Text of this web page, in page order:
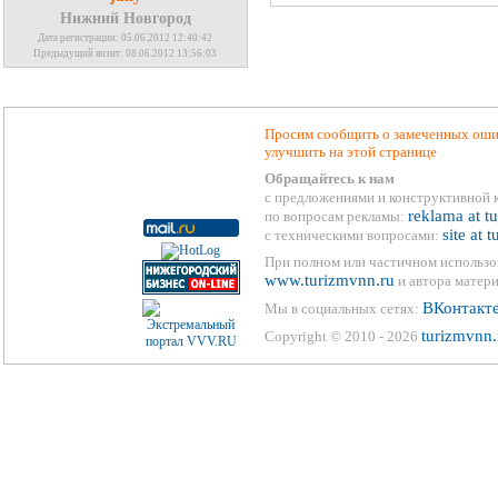
Нижний Новгород
Дата регистрации: 05.06.2012 12:40:42
Предыдущий визит: 08.06.2012 13:56:03
Просим сообщить о замеченных
улучшить на этой странице
Обращайтесь к нам
с предложениями и конструктивной
по вопросам рекламы: reklama at
с техническими вопросами: site at
При полном или частичном
www.turizmvnn.ru и автора
Мы в социальных сетях:
Copyright © 2010 - 2026